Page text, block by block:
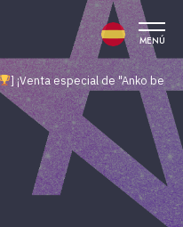
MENÚ
] ¡Venta especial de "Anko